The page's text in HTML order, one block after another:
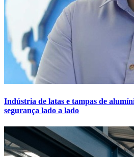
Indústria de latas e tampas de
segurança lado a lado